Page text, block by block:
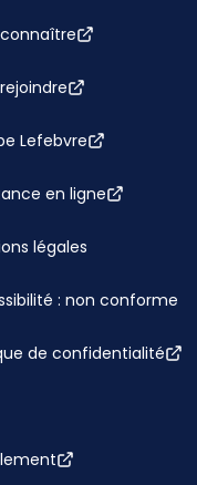
Lefebvre
en ligne
légales
: non conforme
de confidentialité